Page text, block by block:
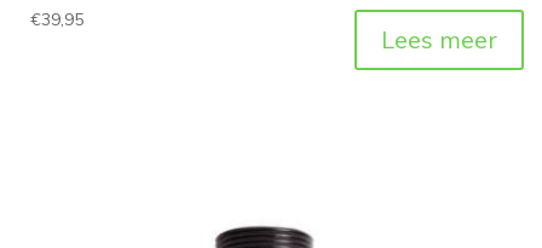
€39,95
Lees meer